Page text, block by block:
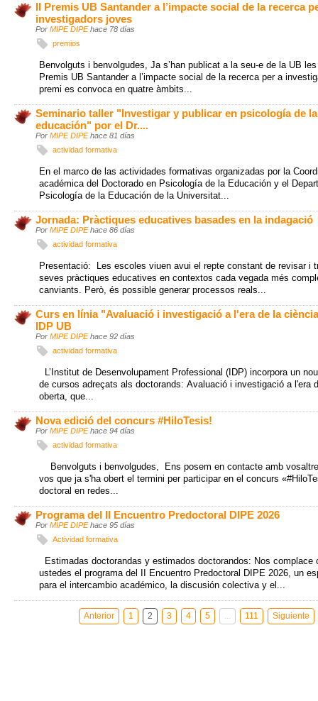
II Premis UB Santander a l’impacte social de la recerca
investigadors joves
Por MIPE DIPE hace 78 días
premios
Benvolguts i benvolgudes, Ja s’han publicat a la seu-e de la UB
Premis UB Santander a l’impacte social de la recerca per a
premi es convoca en quatre àmbits...
Seminario taller "Investigar y publicar en psicología de la
educación" por el Dr....
Por MIPE DIPE hace 81 días
actividad formativa
En el marco de las actividades formativas organizadas por la
académica del Doctorado en Psicología de la Educación y el
Psicología de la Educación de la Universitat...
Jornada: Pràctiques educatives basades en la indagació
Por MIPE DIPE hace 86 días
actividad formativa
Presentació: Les escoles viuen avui el repte constant de revisar i
seves pràctiques educatives en contextos cada vegada més
canviants. Però, és possible generar processos reals...
Curs en línia "Avaluació i investigació a l'era de la
IDP UB
Por MIPE DIPE hace 92 días
actividad formativa
L’Institut de Desenvolupament Professional (IDP) incorpora un
de cursos adreçats als doctorands: Avaluació i investigació a l'era
oberta, que...
Nova edició del concurs #HiloTesis!
Por MIPE DIPE hace 94 días
actividad formativa
Benvolguts i benvolgudes, Ens posem en contacte amb
vos que ja s'ha obert el termini per participar en el concurs
doctoral en redes...
Programa del II Encuentro Predoctoral DIPE 2026
Por MIPE DIPE hace 95 días
Actividad formativa
Estimadas doctorandas y estimados doctorandos: Nos complace
ustedes el programa del II Encuentro Predoctoral DIPE 2026, un
para el intercambio académico, la discusión colectiva y el...
Anterior 1 2 3 4 5 ... 111 Siguiente